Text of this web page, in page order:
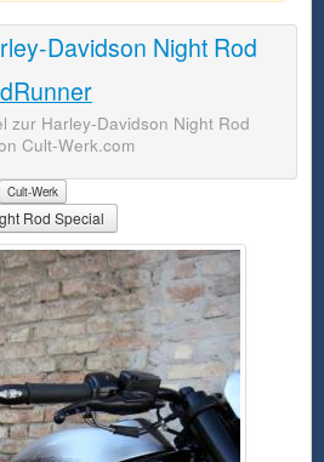
Davidson Night Rod
zur Harley-Davidson Night Rod
Cult-Werk.com
Cult-Werk
Rod Special